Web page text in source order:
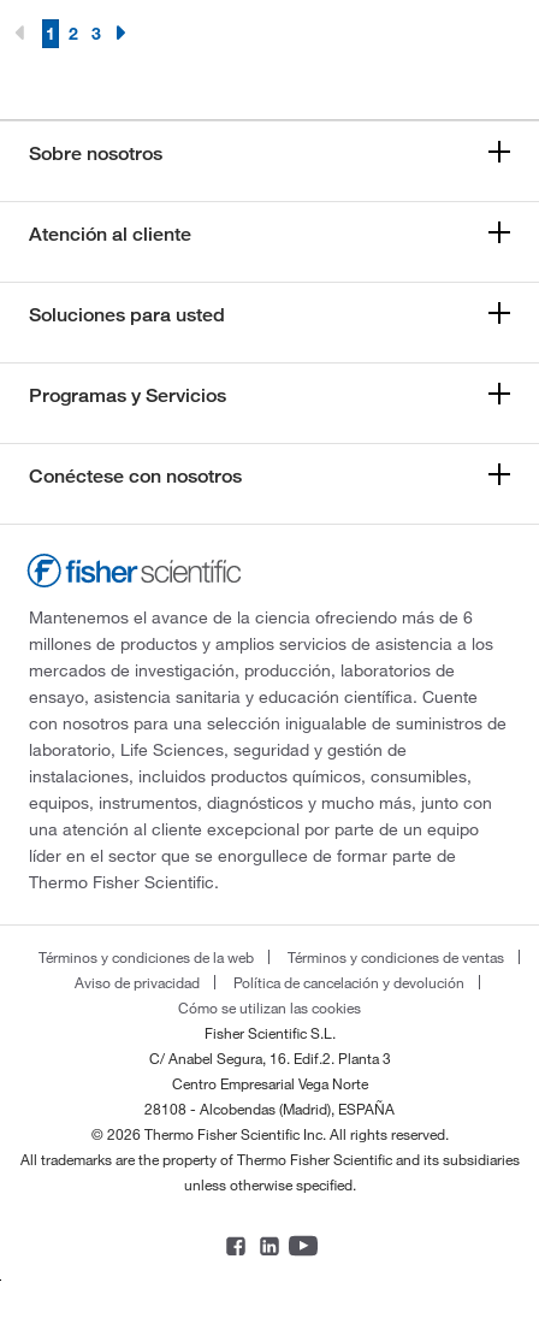
1 2 3
Sobre nosotros
Atención al cliente
Soluciones para usted
Programas y Servicios
Conéctese con nosotros
Mantenemos el avance de la ciencia ofreciendo más de 6
millones de productos y amplios servicios de asistencia a los
mercados de investigación, producción, laboratorios de
ensayo, asistencia sanitaria y educación científica. Cuente
con nosotros para una selección inigualable de suministros de
laboratorio, Life Sciences, seguridad y gestión de
instalaciones, incluidos productos químicos, consumibles,
equipos, instrumentos, diagnósticos y mucho más, junto con
una atención al cliente excepcional por parte de un equipo
líder en el sector que se enorgullece de formar parte de
Thermo Fisher Scientific.
Términos y condiciones de la web
Términos y condiciones de ventas
Aviso de privacidad
Política de cancelación y devolución
Cómo se utilizan las cookies
Fisher Scientific S.L.
C/ Anabel Segura, 16. Edif.2. Planta 3
Centro Empresarial Vega Norte
28108 - Alcobendas (Madrid), ESPAÑA
© 2026 Thermo Fisher Scientific Inc. All rights reserved.
All trademarks are the property of Thermo Fisher Scientific and its subsidiaries
unless otherwise specified.